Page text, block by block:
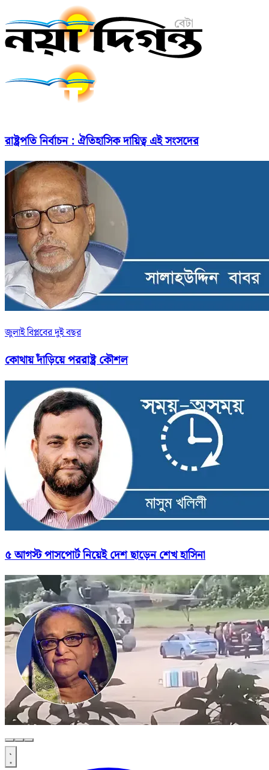
রাষ্ট্রপতি নির্বাচন : ঐতিহাসিক দায়িত্ব এই সংসদের
জুলাই বিপ্লবের দুই বছর
কোথায় দাঁড়িয়ে পররাষ্ট্র কৌশল
৫ আগস্ট পাসপোর্ট নিয়েই দেশ ছাড়েন শেখ হাসিনা